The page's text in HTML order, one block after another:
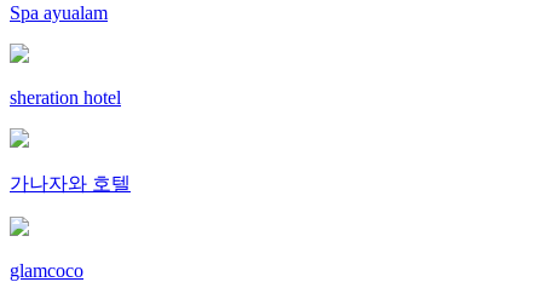
Spa ayualam
sheration hotel
가나자와 호텔
glamcoco